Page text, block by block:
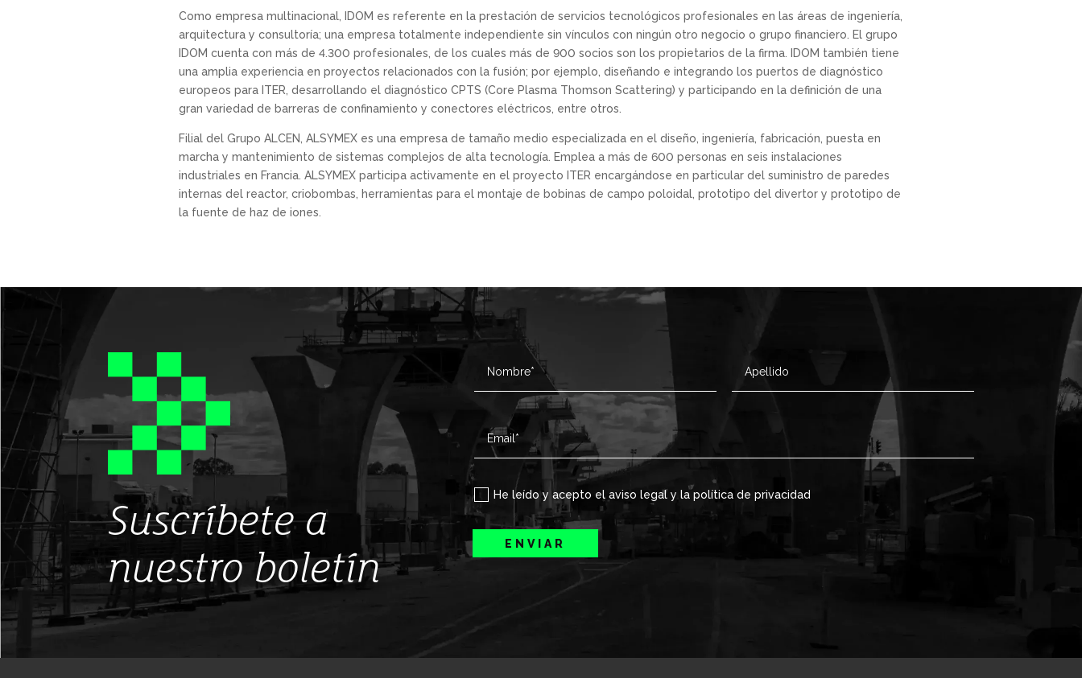
Como empresa multinacional, IDOM es referente en la prestación de servicios tecnológicos profesionales en las áreas de ingeniería,
arquitectura y consultoría; una empresa totalmente independiente sin vínculos con ningún otro negocio o grupo financiero. El grupo
IDOM cuenta con más de 4.300 profesionales, de los cuales más de 900 socios son los propietarios de la firma. IDOM también tiene
una amplia experiencia en proyectos relacionados con la fusión; por ejemplo, diseñando e integrando los puertos de diagnóstico
europeos para ITER, desarrollando el diagnóstico CPTS (Core Plasma Thomson Scattering) y participando en la definición de una
gran variedad de barreras de confinamiento y conectores eléctricos, entre otros.
Filial del Grupo ALCEN, ALSYMEX es una empresa de tamaño medio especializada en el diseño, ingeniería, fabricación, puesta en
marcha y mantenimiento de sistemas complejos de alta tecnología. Emplea a más de 600 personas en seis instalaciones
industriales en Francia. ALSYMEX participa activamente en el proyecto ITER encargándose en particular del suministro de paredes
internas del reactor, criobombas, herramientas para el montaje de bobinas de campo poloidal, prototipo del divertor y prototipo de
la fuente de haz de iones.
Suscríbete a
nuestro boletín
He leído y acepto el aviso legal y la política de privacidad
ENVIAR